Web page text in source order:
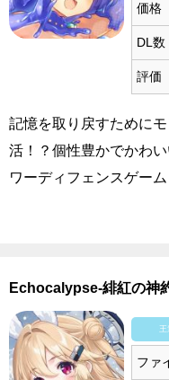
価格
DL数
評価
記憶を取り戻すために
活！？個性豊かでかわ
ワーディフェンスゲーム
Echocalypse-緋紅の神
ファ